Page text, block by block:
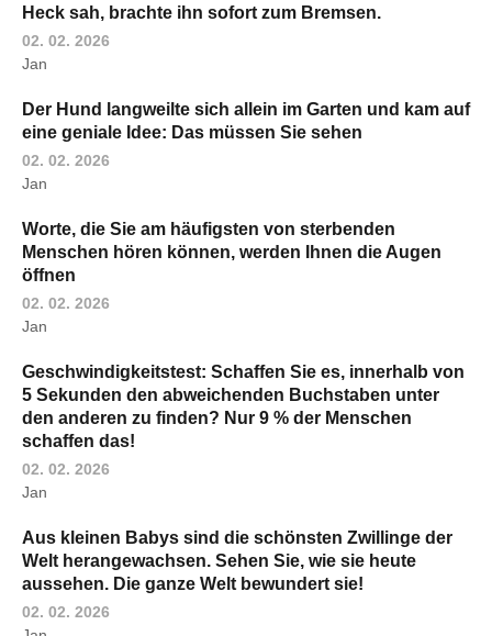
Heck sah, brachte ihn sofort zum Bremsen.
02. 02. 2026
Jan
Der Hund langweilte sich allein im Garten und kam auf
eine geniale Idee: Das müssen Sie sehen
02. 02. 2026
Jan
Worte, die Sie am häufigsten von sterbenden
Menschen hören können, werden Ihnen die Augen
öffnen
02. 02. 2026
Jan
Geschwindigkeitstest: Schaffen Sie es, innerhalb von
5 Sekunden den abweichenden Buchstaben unter
den anderen zu finden? Nur 9 % der Menschen
schaffen das!
02. 02. 2026
Jan
Aus kleinen Babys sind die schönsten Zwillinge der
Welt herangewachsen. Sehen Sie, wie sie heute
aussehen. Die ganze Welt bewundert sie!
02. 02. 2026